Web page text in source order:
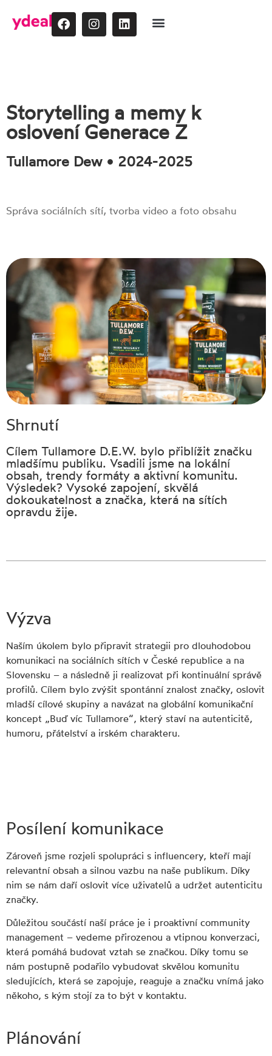
Storytelling a memy k
oslovení Generace Z
Tullamore Dew • 2024-2025
Správa sociálních sítí, tvorba video a foto obsahu
Shrnutí
Cílem Tullamore D.E.W. bylo přiblížit značku
mladšímu publiku. Vsadili jsme na lokální
obsah, trendy formáty a aktivní komunitu.
Výsledek? Vysoké zapojení, skvělá
dokoukatelnost a značka, která na sítích
opravdu žije.
Výzva
Naším úkolem bylo připravit strategii pro dlouhodobou
komunikaci na sociálních sítích v České republice a na
Slovensku – a následně ji realizovat při kontinuální správě
profilů. Cílem bylo zvýšit spontánní znalost značky, oslovit
mladší cílové skupiny a navázat na globální komunikační
koncept „Buď víc Tullamore“, který staví na autenticitě,
humoru, přátelství a irském charakteru.
Posílení komunikace
Zároveň jsme rozjeli spolupráci s influencery, kteří mají
relevantní obsah a silnou vazbu na naše publikum. Díky
nim se nám daří oslovit více uživatelů a udržet autenticitu
značky.
Důležitou součástí naší práce je i proaktivní community
management – vedeme přirozenou a vtipnou konverzaci,
která pomáhá budovat vztah se značkou. Díky tomu se
nám postupně podařilo vybudovat skvělou komunitu
sledujících, která se zapojuje, reaguje a značku vnímá jako
někoho, s kým stojí za to být v kontaktu.
Plánování